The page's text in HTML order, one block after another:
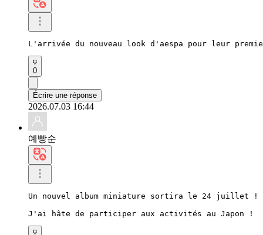
L'arrivée du nouveau look d'aespa pour leur
0
Écrire une réponse
2026.07.03 16:44
예빵순
Un nouvel album miniature sortira le 24 juillet !
J'ai hâte de participer aux activités au Japon !